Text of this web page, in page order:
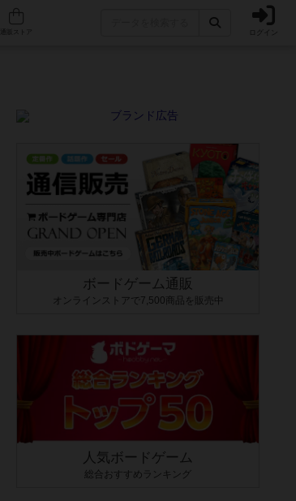
人気ボードゲーム ログイン
ボードゲーム通販
オンラインストアで7,500商品を販売中
人気ボードゲーム
総合おすすめランキング